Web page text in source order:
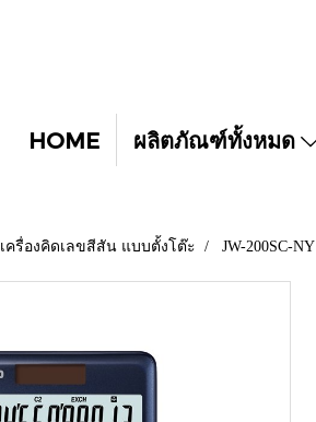
HOME ผลิตภัณฑ์ทั้งหมด
เครื่องคิดเลขสีสัน แบบตั้งโต๊ะ JW-200SC-NY